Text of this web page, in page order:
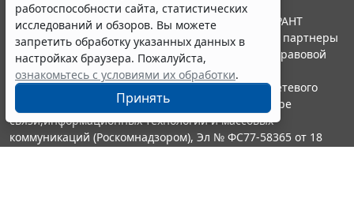
работоспособности сайта, статистических
исследований и обзоров. Вы можете
запретить обработку указанных данных в
настройках браузера. Пожалуйста,
ознакомьтесь с условиями их обработки.
Принять
© ООО "НПП "ГАРАНТ-СЕРВИС", 2026. Система ГАРАНТ
выпускается с 1990 года. Компания "Гарант" и ее партнеры
являются участниками Российской ассоциации правовой
информации ГАРАНТ.
Портал ГАРАНТ.РУ зарегистрирован в качестве сетевого
издания Федеральной службой по надзору в сфере
связи,информационных технологий и массовых
коммуникаций (Роскомнадзором), Эл № ФС77-58365 от 18